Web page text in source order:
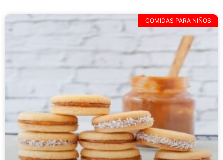
COMIDAS PARA NIÑOS